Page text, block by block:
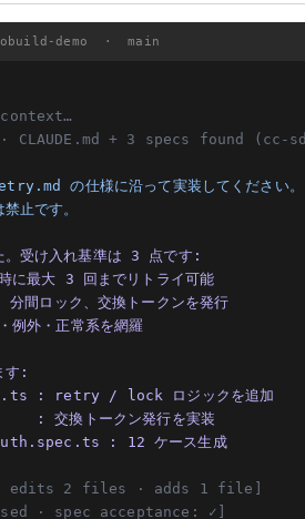
demo · main
+ 3 specs found (cc-
の仕様に沿って実装してください。
禁止です。
。受け入れ基準は 3 点です:
: 12 ケース生成
edits 2 files · adds 1 file]
· spec acceptance: ✓]